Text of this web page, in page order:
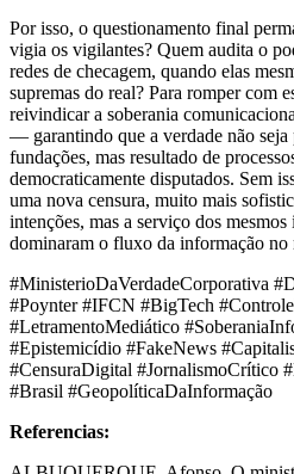
Por isso, o questionamento final
vigia os vigilantes? Quem audita o
redes de checagem, quando elas
supremas do real? Para romper com
reivindicar a soberania
— garantindo que a verdade não seja
fundações, mas resultado de
democraticamente disputados. Sem
uma nova censura, muito mais
intenções, mas a serviço dos mesmos
dominaram o fluxo da informação no
#MinisterioDaVerdadeCorporativa
#Poynter #IFCN #BigTech
#LetramentoMediático
#Epistemicídio #FakeNews
#CensuraDigital #JornalismoCrítico
#Brasil #GeopolíticaDaInformação
Referencias: